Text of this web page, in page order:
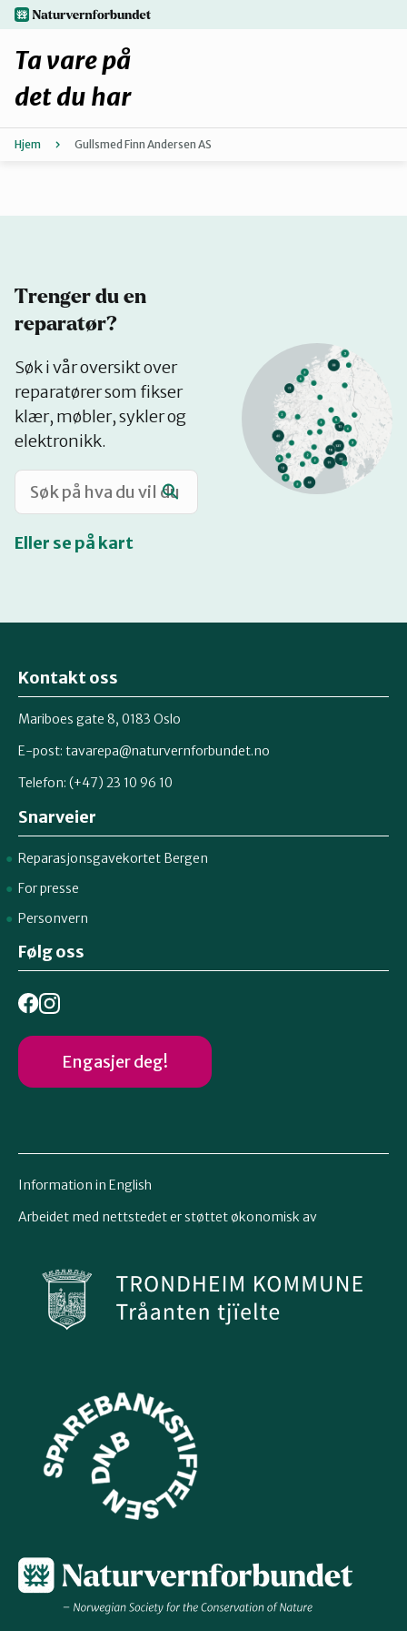
Hopp
til
hovedinnhold
Forbehold
Hvorfor reparere?
Katalog
Mitt navn
Retten til reparasjon
naturvernforbundet.no
Ta vare på
det du har
Hjem Gullsmed Finn Andersen AS
Trenger du en
reparatør?
Søk i vår oversikt over
reparatører som fikser
klær, møbler, sykler og
elektronikk.
Eller se på kart
på
kart
Kontakt oss
Mariboes gate 8, 0183 Oslo
E-post: tavarepa@naturvernforbundet.no
Telefon: (+47) 23 10 96 10
Snarveier
Reparasjonsgavekortet Bergen
For presse
Personvern
Følg oss
Engasjer deg!
Information in English
Arbeidet med nettstedet er støttet økonomisk av